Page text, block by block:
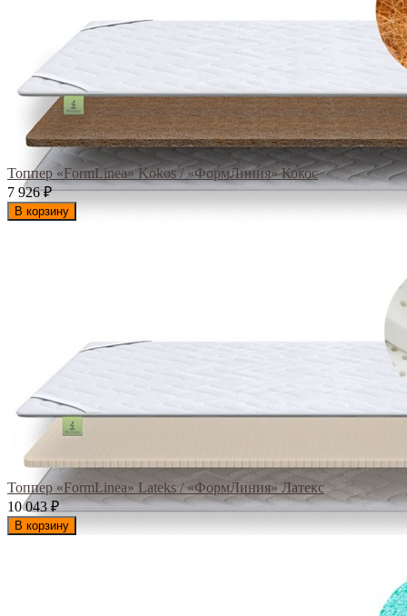
Топпер «FormLinea» Kokos / «ФормЛиния» Кокос
7 926₽
В корзину
Топпер «FormLinea» Lateks / «ФормЛиния» Латекс
10 043₽
В корзину